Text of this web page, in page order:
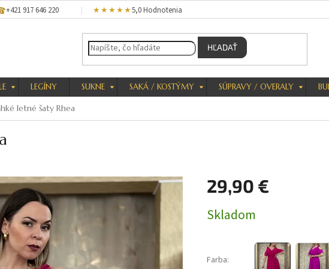
+421 917 646 220 ★★★★★5,0 Hodnotenia
HĽADAŤ
LEGÍNY SUKNE SAKÁ / KOSTÝMY SÚPRAVY / OVERALY
letné šaty Rhea
29,90 €
cena:
Skladom
Farba: